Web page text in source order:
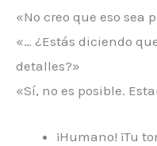
«No creo que eso sea
«… ¿Estás diciendo
detalles?»
«Sí, no es posible.
¡Humano! ¡Tu